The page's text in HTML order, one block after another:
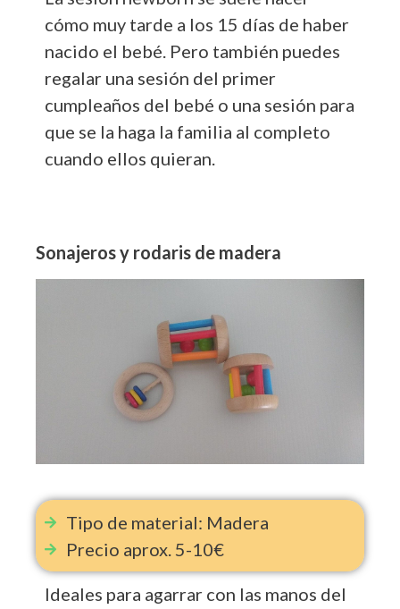
cómo muy tarde a los 15 días de haber
nacido el bebé. Pero también puedes
regalar una sesión del primer
cumpleaños del bebé o una sesión para
que se la haga la familia al completo
cuando ellos quieran.
Sonajeros y rodaris de madera
Tipo de material: Madera
Precio aprox. 5-10€
Ideales para agarrar con las manos del